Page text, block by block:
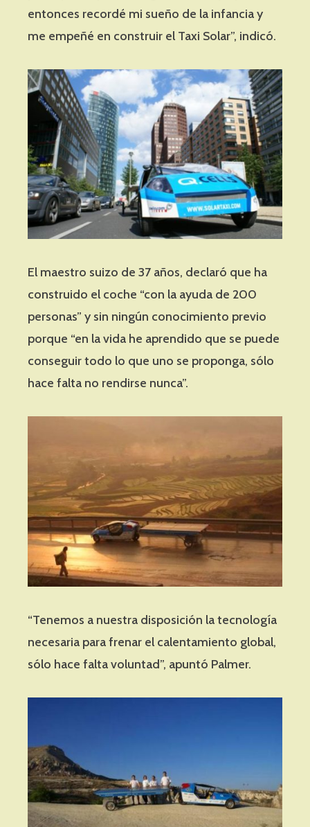
entonces recordé mi sueño de la infancia y
me empeñé en construir el Taxi Solar”, indicó.
El maestro suizo de 37 años, declaró que ha
construido el coche “con la ayuda de 200
personas” y sin ningún conocimiento previo
porque “en la vida he aprendido que se puede
conseguir todo lo que uno se proponga, sólo
hace falta no rendirse nunca”.
“Tenemos a nuestra disposición la tecnología
necesaria para frenar el calentamiento global,
sólo hace falta voluntad”, apuntó Palmer.